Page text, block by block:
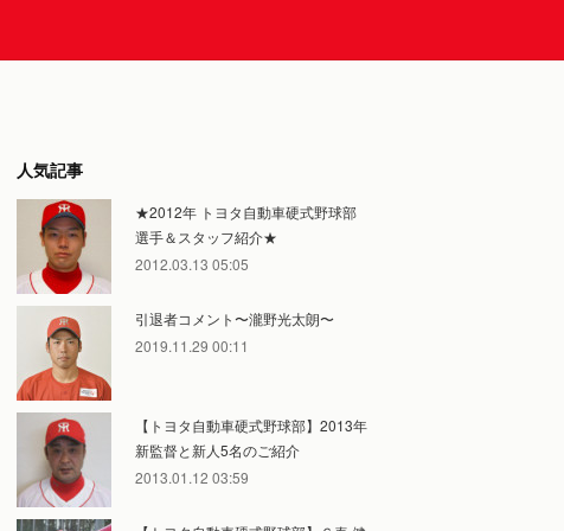
人気記事
★2012年 トヨタ自動車硬式野球部
選手＆スタッフ紹介★
2012.03.13 05:05
引退者コメント〜瀧野光太朗〜
2019.11.29 00:11
【トヨタ自動車硬式野球部】2013年
新監督と新人5名のご紹介
2013.01.12 03:59